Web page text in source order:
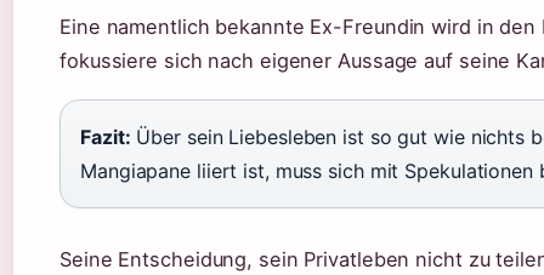
Eine namentlich bekannte Ex-Freundin wird in
fokussiere sich nach eigener Aussage auf seine
Fazit: Über sein Liebesleben ist so gut wie nichts
Mangiapane liiert ist, muss sich mit Spekulationen
Seine Entscheidung, sein Privatleben nicht zu